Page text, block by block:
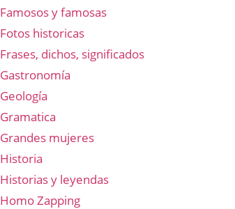
Famosos y famosas
Fotos historicas
Frases, dichos, significados
Gastronomía
Geología
Gramatica
Grandes mujeres
Historia
Historias y leyendas
Homo Zapping